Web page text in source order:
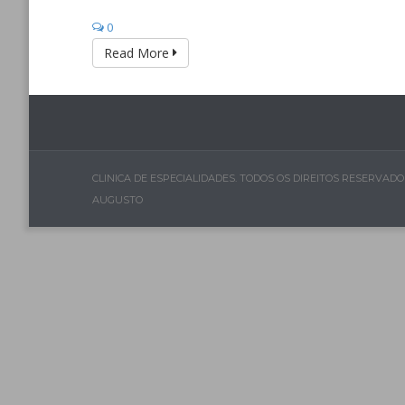
0
Read More
CLINICA DE ESPECIALIDADES. TODOS OS DIREITOS
AUGUSTO